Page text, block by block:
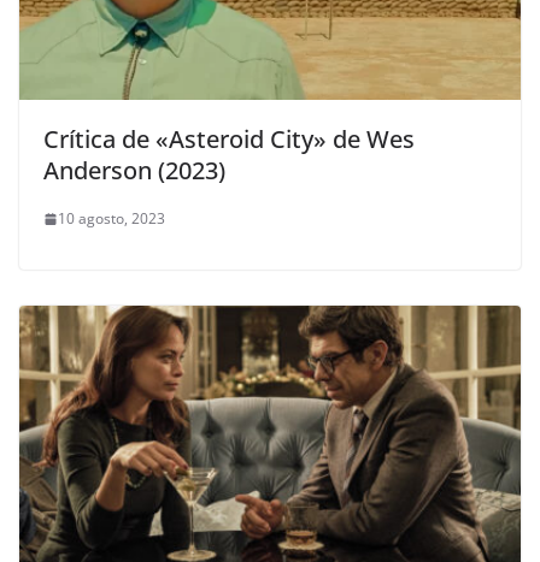
Crítica de «Asteroid City» de Wes
Anderson (2023)
10 agosto, 2023